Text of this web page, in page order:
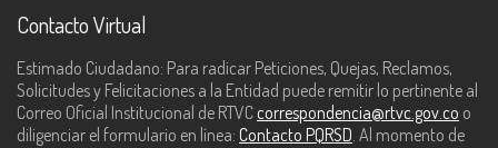
Contacto Virtual
Estimado Ciudadano: Para radicar Peticiones, Quejas, Reclamos,
Solicitudes y Felicitaciones a la Entidad puede remitir lo pertinente al
Correo Oficial Institucional de RTVC correspondencia@rtvc.gov.co o
diligenciar el formulario en línea: Contacto PQRSD. Al momento de